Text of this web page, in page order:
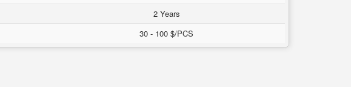
2 Years
30 - 100 $/PCS